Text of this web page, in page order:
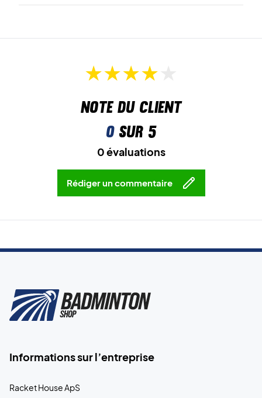
Couleur : Blanc et noir.
Note du client
0sur 5
0 évaluations
Rédiger un commentaire
Informations sur l’entreprise
Racket House ApS